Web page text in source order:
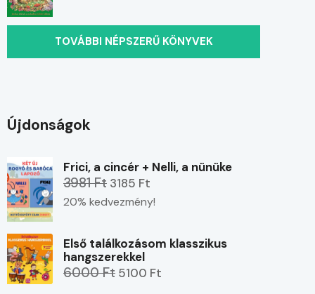
TOVÁBBI NÉPSZERŰ KÖNYVEK
Újdonságok
Frici, a cincér + Nelli, a nünüke
3981 Ft 3185 Ft
20% kedvezmény!
Első találkozásom klasszikus
hangszerekkel
6000 Ft 5100 Ft